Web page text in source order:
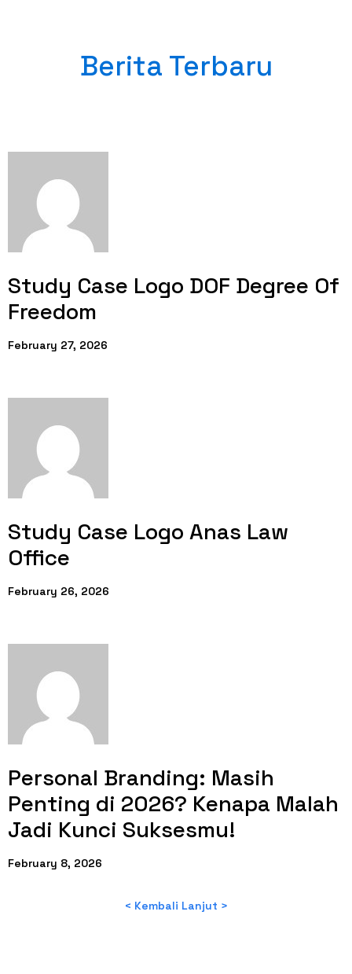
Berita Terbaru
Study Case Logo DOF Degree Of
Freedom
February 27, 2026
Study Case Logo Anas Law
Office
February 26, 2026
Personal Branding: Masih
Penting di 2026? Kenapa Malah
Jadi Kunci Suksesmu!
February 8, 2026
< Kembali Lanjut >